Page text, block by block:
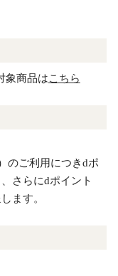
象商品はこちら
のご利用につきdポ
さらにdポイント
ます。